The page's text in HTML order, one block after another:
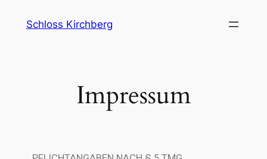
Schloss Kirchberg
Impressum